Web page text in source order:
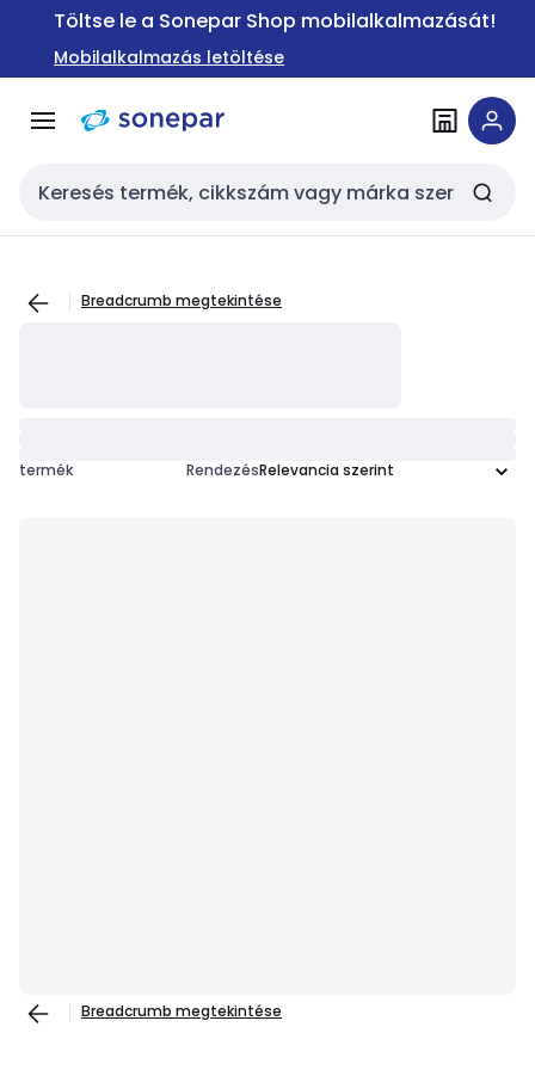
Ugrás a
Ugrás a
tartalomra
Töltse le a Sonepar Shop mobilalkalmazását!
Mobilalkalmazás letöltése
Keresési bemenet
Breadcrumb megtekintése
termék Rendezés
Breadcrumb megtekintése